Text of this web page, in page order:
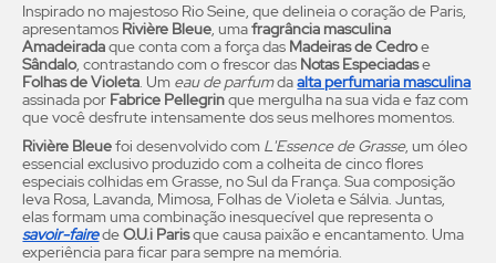
Inspirado no majestoso Rio Seine, que delineia o coração de Paris,
apresentamos Rivière Bleue, umafragrância masculina
Amadeiradaque conta com a força das Madeiras de Cedroe
Sândalo, contrastando com o frescor das Notas Especiadase
Folhas de Violeta. Um eau de parfumdaalta perfumaria masculina
assinada por Fabrice Pellegrinque mergulha na sua vida e faz com
que você desfrute intensamente dos seus melhores momentos.
Rivière Bleuefoi desenvolvido com L'Essence de Grasse, um óleo
essencial exclusivo produzido com a colheita de cinco flores
especiais colhidas em Grasse, no Sul da França. Sua composição
leva Rosa, Lavanda, Mimosa, Folhas de Violeta e Sálvia. Juntas,
elas formam uma combinação inesquecível que representa o
savoir-fairedeO.U.i Parisque causa paixão e encantamento. Uma
experiência para ficar para sempre na memória.